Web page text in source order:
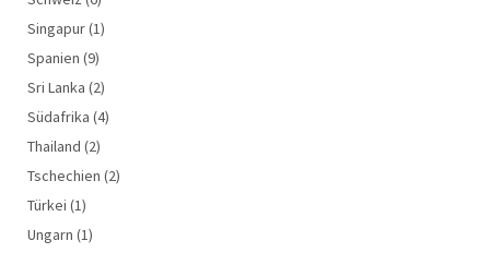
Singapur(1)
Spanien (9)
Sri Lanka (2)
Südafrika (4)
Thailand (2)
Tschechien (2)
Türkei (1)
Ungarn (1)